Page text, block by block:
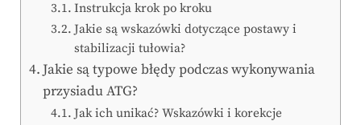
Instrukcja krok po kroku
Jakie są wskazówki dotyczące postawy i
stabilizacji tułowia?
Jakie są typowe błędy podczas wykonywania
przysiadu ATG?
Jak ich unikać? Wskazówki i korekcje